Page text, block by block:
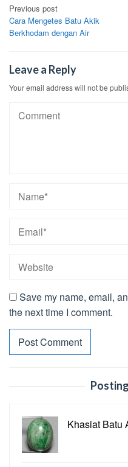
Post
navigation
Previous post
Cara Mengetes Batu Akik
Berkhodam dengan Air
Leave a Reply
Your email address will not be
Save my name, email,
the next time I comment.
Khasiat Batu